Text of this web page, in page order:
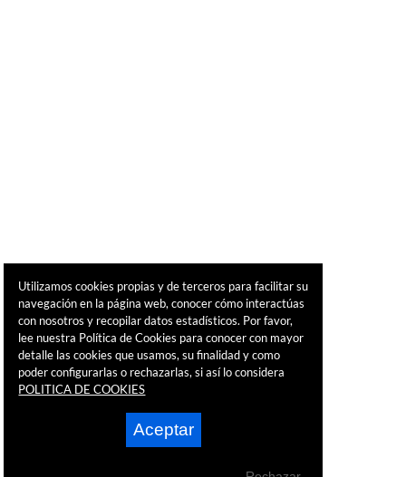
Utilizamos cookies propias y de terceros para facilitar su
navegación en la página web, conocer cómo interactúas
con nosotros y recopilar datos estadísticos. Por favor,
lee nuestra Política de Cookies para conocer con mayor
detalle las cookies que usamos, su finalidad y como
poder configurarlas o rechazarlas, si así lo considera
POLITICA DE COOKIES
Aceptar